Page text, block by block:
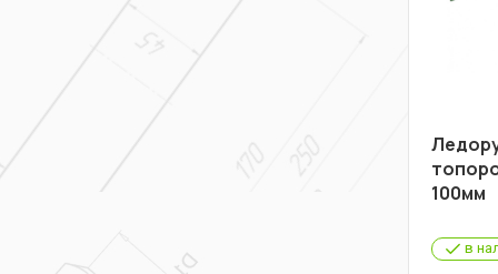
100мм
в